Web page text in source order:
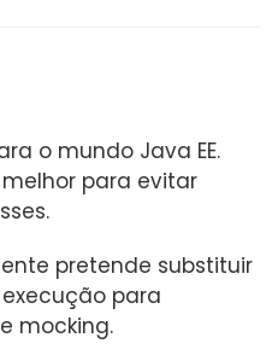
o mundo Java EE.
para evitar
pretende substituir
para
mocking.